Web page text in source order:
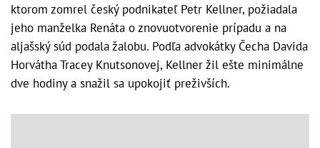
ktorom zomrel český podnikateľ Petr Kellner, požiadala
jeho manželka Renáta o znovuotvorenie prípadu a na
aljašský súd podala žalobu. Podľa advokátky Čecha Davida
Horvátha Tracey Knutsonovej, Kellner žil ešte minimálne
dve hodiny a snažil sa upokojiť preživších.